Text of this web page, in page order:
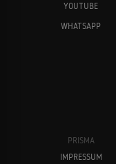
YOUTUBE
WHATSAPP
PRISMA
IMPRESSUM